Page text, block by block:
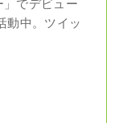
」でデビュー
動中。ツイッ